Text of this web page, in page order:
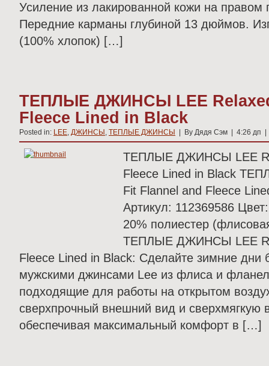
Усиление из лакированной кожи на
Передние карманы глубиной 13 дюймов.
(100% хлопок) […]
ТЕПЛЫЕ ДЖИНСЫ LEE
Fleece Lined in Black
Posted in: LEE, ДЖИНСЫ , ТЕПЛЫЕ ДЖИНСЫ | By Дядя Сэм | 4:26 дп
ТЕПЛЫЕ ДЖИНСЫ LEE
Fleece Lined in Black
Fit Flannel and Fleece
Артикул: 112369586
20% полиестер
ТЕПЛЫЕ ДЖИНСЫ LEE
Fleece Lined in Black: Сделайте зимние
мужскими джинсами Lee из флиса и
подходящие для работы на открытом
сверхпрочный внешний вид и сверхмягкую
обеспечивая максимальный комфорт в […]